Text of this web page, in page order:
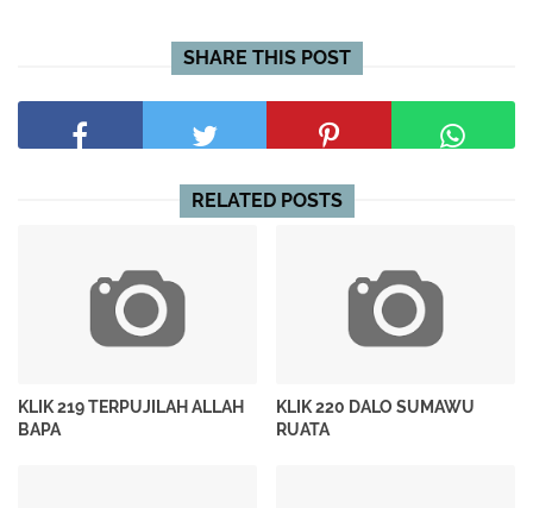
SHARE THIS POST
RELATED POSTS
KLIK 219 TERPUJILAH ALLAH
BAPA
KLIK 220 DALO SUMAWU
RUATA